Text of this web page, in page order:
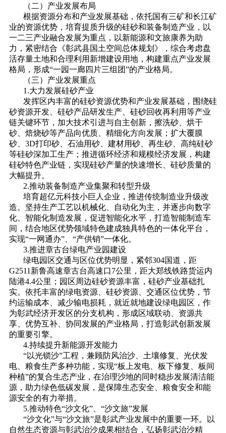
（二）产业发展布局
根据资源分布和产业发展基础，依托国有三矿和长江矿
业的资源优势，培育提质升级的硅砂和装备制造产业，以
一二三产业融合发展为重点，以新能源和文旅康养为助
力，紧密结合《彰武县国土空间总体规划》，综合考虑盘
活存量土地和合理利用新增建设用地，构建重点产业发展
格局，形成“一园一廊四片三组团”的产业格局。
（三）产业发展重点
1.大力发展硅砂产业
发挥区内丰富的硅砂资源优势和产业发展基础，围绕硅
砂资源开发、硅砂产品研发生产、硅砂回收再利用等产业
链关键环节，加大技术引进与自主创新，擦洗砂、烘干
砂、焙烧砂等产品向优质、精细化方向发展；扩大覆膜
砂、3D打印砂、石油用砂、建材用砂、再生砂、高纯硅砂
等硅砂深加工生产；推进循环经济和规模经济发展，构建
硅砂特色产业链，实现硅砂产量的快速增长、硅砂质量的
大幅提升。
2.推动装备制造产业集聚和转型升级
培育超亿元科技小巨人企业，推进传统制造业升级改
造。坚持生产工艺以机械化、自动化为主，并逐步向数字
化、智能化制造发展，促进智能化水平，打造智能制造车
间，结合地区优势领域特色建成独具特色的一体化平台，
实现“一网通办”、“产供销”一体化。
3.推进章古台绿电产业园建设
绿电园区交通与区位优势明显，紧邻304国道，距
G2511新鲁高速章古台高速口7公里，距大郑线铁路货运内
陆港4.4公里；园区周边硅砂资源丰富，硅砂产业基础扎
实。依托丰富的绿电资源、硅砂资源、交通区位优势，节
约运输成本、减少输电损耗，就近就地建设绿电园区，作
为彰武经济开发区的分支机构，形成区域联动、资源共
享、优势互补、协同发展的产业格局，打造彰武创新发展
的重要引擎。
4.持续提升新能源开发能力
“以光锁沙”工程，兼顾防风治沙、土壤修复、光伏发
电、粮食生产多种功能，实现“板上发电、板下修复、板间
种植”的复合生态产业，在治理沙地的同时稳步发展清洁能
源，助力绿色低碳发展，是保障生态安全、粮食安全和能
源安全的有力举措。
5.推动特色“沙文化”、“沙文旅”发展
“沙文化”与“沙文旅”是彰武产业发展中的重要一环。以
自然生态资源与彰武治沙成果相结合，弘扬彰武治沙精